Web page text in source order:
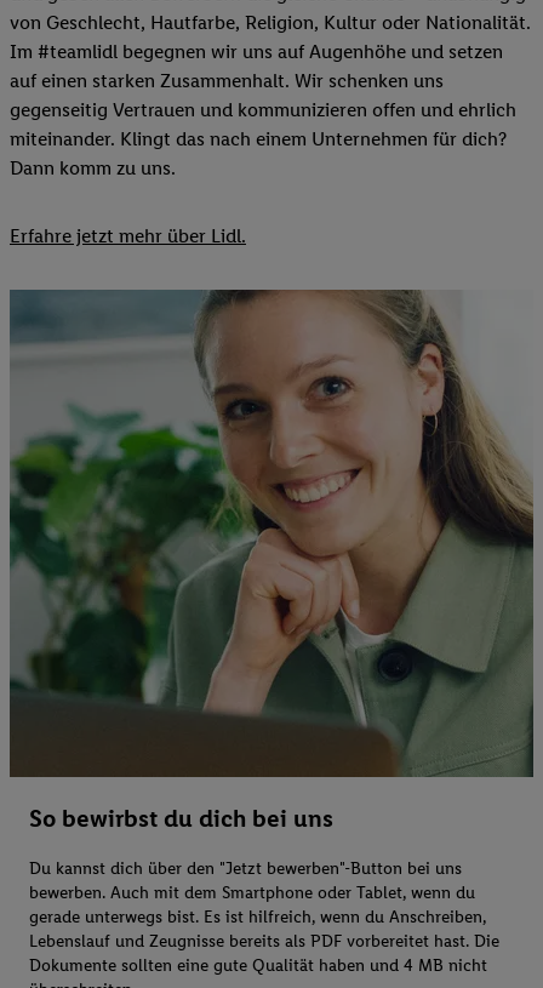
von Geschlecht, Hautfarbe, Religion, Kultur oder Nationalität.
Im #teamlidl begegnen wir uns auf Augenhöhe und setzen
auf einen starken Zusammenhalt. Wir schenken uns
gegenseitig Vertrauen und kommunizieren offen und ehrlich
miteinander. Klingt das nach einem Unternehmen für dich?
Dann komm zu uns.​
Erfahre jetzt mehr über Lidl.
So bewirbst du dich bei uns
Du kannst dich über den "Jetzt bewerben"-Button bei uns
bewerben. Auch mit dem Smartphone oder Tablet, wenn du
gerade unterwegs bist. Es ist hilfreich, wenn du Anschreiben,
Lebenslauf und Zeugnisse bereits als PDF vorbereitet hast. Die
Dokumente sollten eine gute Qualität haben und 4 MB nicht